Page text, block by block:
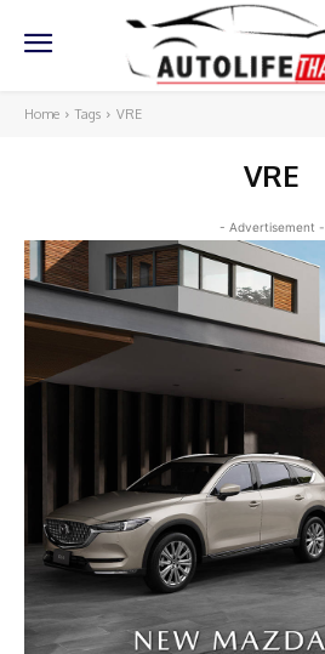
Home Tags VRE
VRE
- Advertisement -